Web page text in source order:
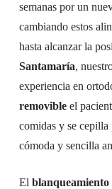
semanas por un
cambiando estos
hasta alcanzar la
Santamaría,
experiencia en
removibleel
comidas y se cepilla
cómoda y sencilla
El blanqueamiento